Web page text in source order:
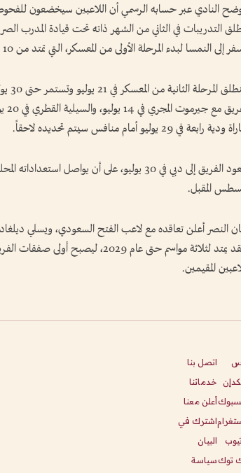
النادي عبر حسابه الرسمي أن اللاعبين سيخضعون
التدريبات في الثاني من الشهر ذاته تحت قيادة المدرب
إلى النمسا لبدء المرحلة الأولى من المعسكر، التي تمتد من 10 إلى 21 يوليو.
رابعة في 29 يوليو أمام منافس سيتم تحديده لاحقاً.
ويعود الفريق إلى دبي في 30 يوليو، على أن
المقبل.
بعقد يمتد لثلاثة مواسم حتى عام
المقيمين.
توك
اتصل بنا
خدماتنا
أعلن معنا
اشترك في
البيان
سياسة